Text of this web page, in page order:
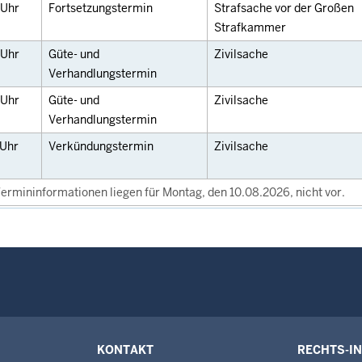
Uhr Fortsetzungstermin
Strafsache vor der Großen
Strafkammer
Uhr
Güte- und
Verhandlungstermin
Zivilsache
Uhr
Güte- und
Verhandlungstermin
Zivilsache
Uhr Verkündungstermin Zivilsache
liegen für Montag, den 10.08.2026, nicht vor.
KONTAKT RECHTS-